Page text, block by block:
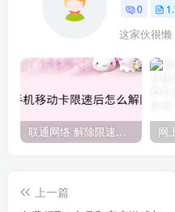
0
这家伙很
联通网络 解除限速方法参考！畅享、畅玩、老白干等及其它地区自测了
上一篇